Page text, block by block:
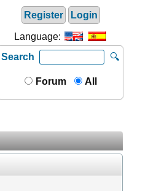
Register Login
Language:
Search
🔍
Forum All